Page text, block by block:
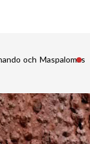
och Maspalomas